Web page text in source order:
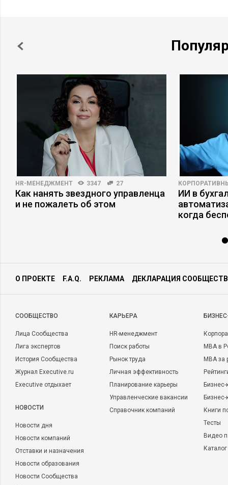
HR-МЕНЕДЖМЕНТ 3347 27
Как нанять звездного управленца
и не пожалеть об этом
ИИ в
когда
О ПРОЕКТЕ F.A.Q. РЕКЛАМА ДЕКЛАРАЦИЯ
CООБЩЕСТВО
Лица Сообщества
Лига экспертов
История Сообщества
Журнал Executive.ru
Executive отдыхает
НОВОСТИ
Новости дня
Новости компаний
Отставки и назначения
Новости образования
Новости Сообщества
КАРЬЕРА
HR-менеджмент
Поиск работы
Рынок труда
Личная эффективность
Планирование карьеры
Управленческие вакансии
Справочник компаний
MBA в
MBA
Бизнес-
Книги
Тесты
Видео